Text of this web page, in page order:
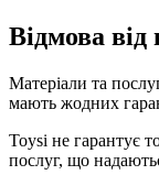
Відмова від
Матеріали та
мають жодних
Toysi не гарантує
послуг, що